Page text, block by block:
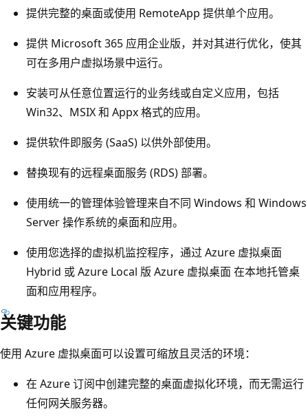
提供完整的桌面或使用 RemoteApp 提供单个应用。
提供 Microsoft 365 应用企业版，并对其进行优化，使其
可在多用户虚拟场景中运行。
安装可从任意位置运行的业务线或自定义应用，包括
Win32、MSIX 和 Appx 格式的应用。
提供软件即服务 (SaaS) 以供外部使用。
替换现有的远程桌面服务 (RDS) 部署。
使用统一的管理体验管理来自不同 Windows 和 Windows
Server 操作系统的桌面和应用。
使用您选择的虚拟机监控程序，通过 Azure 虚拟桌面
Hybrid 或 Azure Local 版 Azure 虚拟桌面 在本地托管桌
面和应用程序。
关键功能
使用 Azure 虚拟桌面可以设置可缩放且灵活的环境：
在 Azure 订阅中创建完整的桌面虚拟化环境，而无需运行
任何网关服务器。